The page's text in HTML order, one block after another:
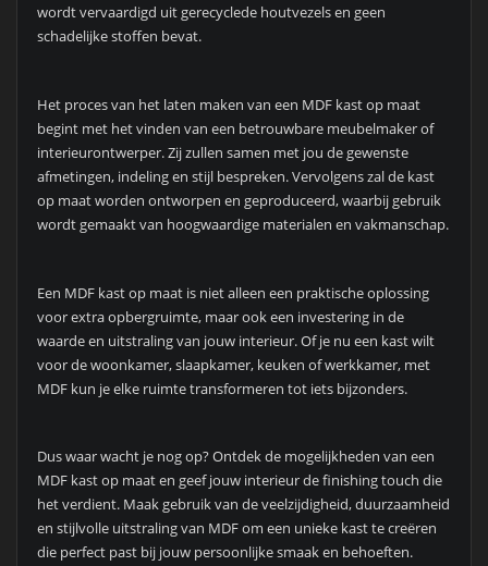
wordt vervaardigd uit gerecyclede houtvezels en geen
schadelijke stoffen bevat.
Het proces van het laten maken van een MDF kast op maat
begint met het vinden van een betrouwbare meubelmaker of
interieurontwerper. Zij zullen samen met jou de gewenste
afmetingen, indeling en stijl bespreken. Vervolgens zal de kast
op maat worden ontworpen en geproduceerd, waarbij gebruik
wordt gemaakt van hoogwaardige materialen en vakmanschap.
Een MDF kast op maat is niet alleen een praktische oplossing
voor extra opbergruimte, maar ook een investering in de
waarde en uitstraling van jouw interieur. Of je nu een kast wilt
voor de woonkamer, slaapkamer, keuken of werkkamer, met
MDF kun je elke ruimte transformeren tot iets bijzonders.
Dus waar wacht je nog op? Ontdek de mogelijkheden van een
MDF kast op maat en geef jouw interieur de finishing touch die
het verdient. Maak gebruik van de veelzijdigheid, duurzaamheid
en stijlvolle uitstraling van MDF om een unieke kast te creëren
die perfect past bij jouw persoonlijke smaak en behoeften.